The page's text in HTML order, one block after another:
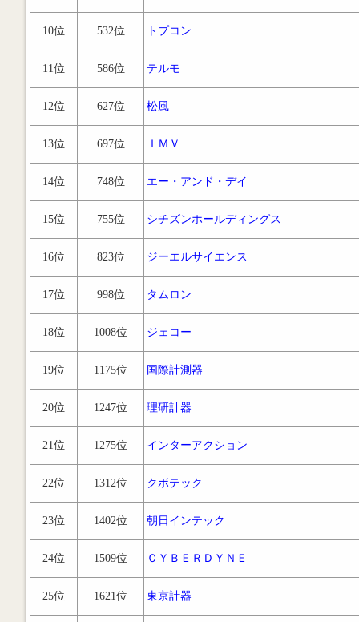
10位 532位 トプコン
11位 586位 テルモ
12位 627位 松風
13位 697位 ＩＭＶ
14位 748位 エー・アンド・デイ
15位 755位 シチズンホールディングス
16位 823位 ジーエルサイエンス
17位 998位 タムロン
18位 1008位 ジェコー
19位 1175位 国際計測器
20位 1247位 理研計器
21位 1275位 インターアクション
22位 1312位 クボテック
23位 1402位 朝日インテック
24位 1509位 ＣＹＢＥＲＤＹＮＥ
25位 1621位 東京計器